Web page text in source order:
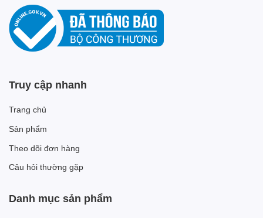
Truy cập nhanh
Trang chủ
Sản phẩm
Theo dõi đơn hàng
Câu hỏi thường gặp
Danh mục sản phẩm